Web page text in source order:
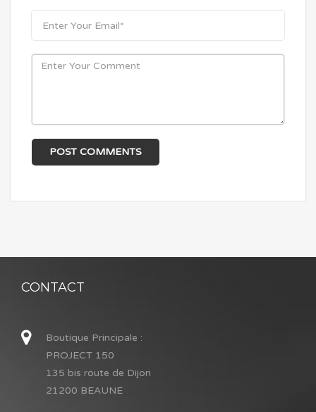
CONTACT
Boutique Principale :
PROJECT 150
135 bis route de Dijon
21200 BEAUNE